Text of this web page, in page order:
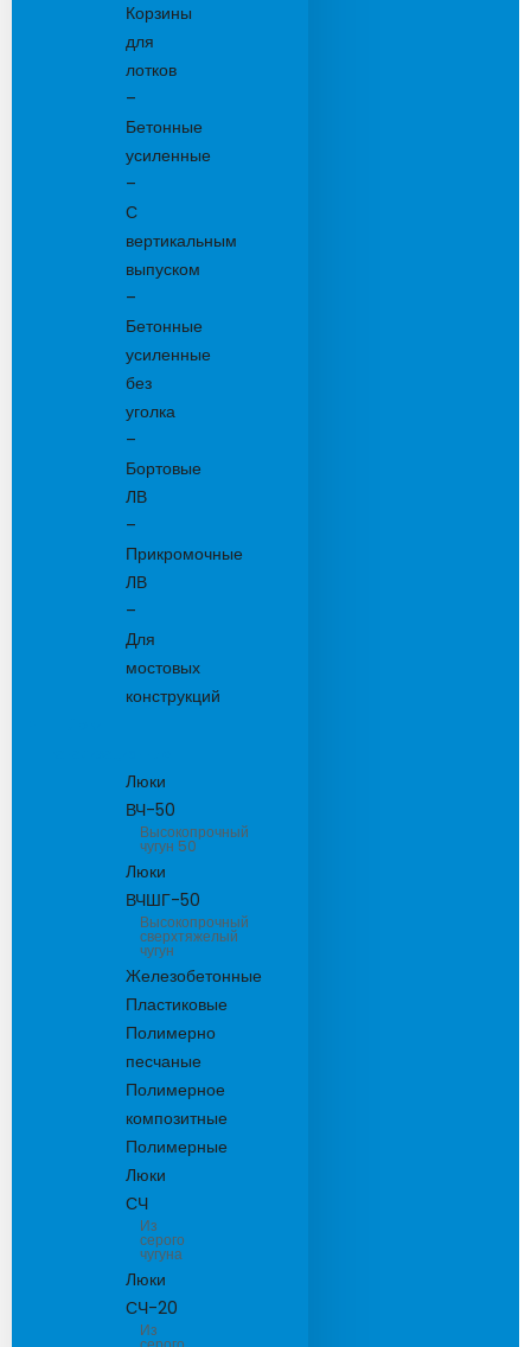
Корзины
для
лотков
–
Бетонные
усиленные
–
С
вертикальным
выпуском
–
Бетонные
усиленные
без
уголка
–
Бортовые
ЛВ
–
Прикромочные
ЛВ
–
Для
мостовых
конструкций
Люки
ВЧ-50
Высокопрочный
чугун 50
Люки
ВЧШГ-50
Высокопрочный
сверхтяжелый
чугун
Железобетонные
Пластиковые
Полимерно
песчаные
Полимерное
композитные
Полимерные
Люки
СЧ
Из
серого
чугуна
Люки
СЧ-20
Из